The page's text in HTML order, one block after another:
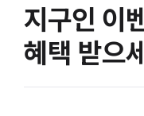
지구인 이
혜택 받으